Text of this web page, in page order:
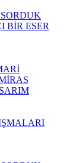
BİR ESER